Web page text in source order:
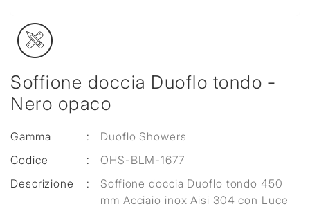
Soffione doccia Duoflo tondo -
Nero opaco
Gamma :
Duoflo Showers
Codice
:
OHS-BLM-1677
Descrizione
:
Soffione doccia Duoflo tondo 450
mm Acciaio inox Aisi 304 con Luce